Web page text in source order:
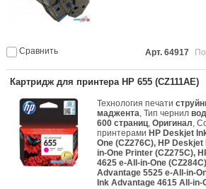
Сравнить Арт. 64917
Картридж для принтера HP 655 (CZ111AE)
Технология печати
маджента, Тип чернил
600 страниц,Оригинал,
принтерами HP Deskjet
One (CZ276C), HP
in-One Printer (CZ275C),
4625 e-All-in-One
Advantage 5525 e-All-in-
Ink Advantage 4615 All-in-